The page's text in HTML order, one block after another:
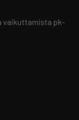
vaikuttamista pk-